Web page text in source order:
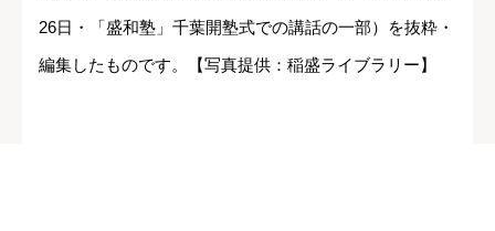
26日・「盛和塾」千葉開塾式での講話の一部）を抜粋・
編集したものです。【写真提供：稲盛ライブラリー】